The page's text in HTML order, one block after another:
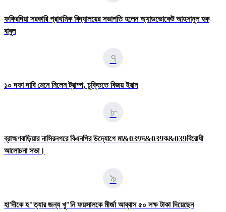
ফকিরদিয়া সরকারি প্রাথমিক বিদ্যালয়ের সভাপতি হলেন অ্যাডভোকেট আহসানুল হক
বাবুল
৭
১০ দফা দাবি মেনে নিলেন ট্রাম্প, চুক্তিতে বিজয় ইরান
৮
ব্রাহ্মণবাড়িয়ার নাসিরনগরে বিএনপির উদ্যােগে মা&039দ&039ক&039বিরোধী
আলোচনা সভা।
৯
হা'দীকে হ"ত্যার জন্য খু"নি ফয়সালকে মীর্জা আব্বাস ৫০ লক্ষ টাকা দিয়েছেন